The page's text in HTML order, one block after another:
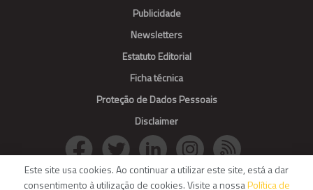
Publicidade
Newsletters
Estatuto Editorial
Ficha técnica
Proteção de Dados Pessoais
Disclaimer
Este site usa cookies. Ao continuar a utilizar este site, está a dar
consentimento à utilização de cookies. Visite a nossaPolítica de